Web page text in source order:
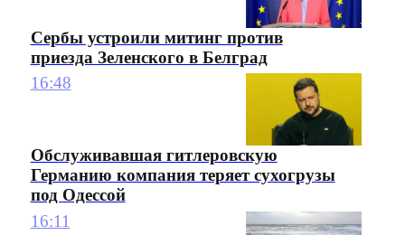
Сербы устроили митинг против
приезда Зеленского в Белград
16:48
Обслуживавшая гитлеровскую
Германию компания теряет сухогрузы
под Одессой
16:11